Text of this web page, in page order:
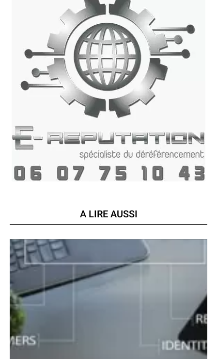
A LIRE AUSSI